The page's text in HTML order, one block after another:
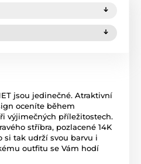
jsou jedinečné. Atraktivní
oceníte během
výjimečných příležitostech.
stříbra, pozlacené 14K
si tak udrží svou barvu i
outfitu se Vám hodí